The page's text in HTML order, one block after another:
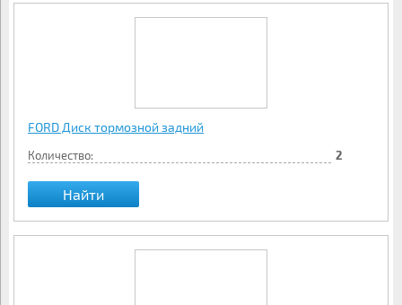
FORD Диск тормозной задний
Количество: 2
Найти